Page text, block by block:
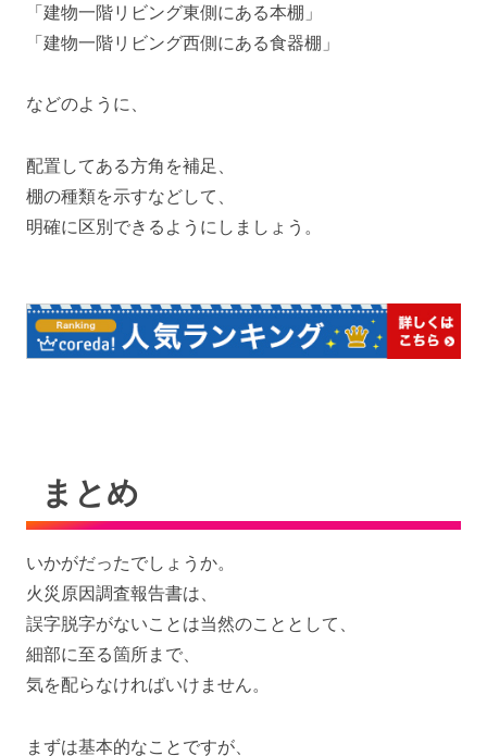
「建物一階リビング東側にある本棚」
「建物一階リビング西側にある食器棚」
などのように、
配置してある方角を補足、
棚の種類を示すなどして、
明確に区別できるようにしましょう。
まとめ
いかがだったでしょうか。
火災原因調査報告書は、
誤字脱字がないことは当然のこととして、
細部に至る箇所まで、
気を配らなければいけません。
まずは基本的なことですが、